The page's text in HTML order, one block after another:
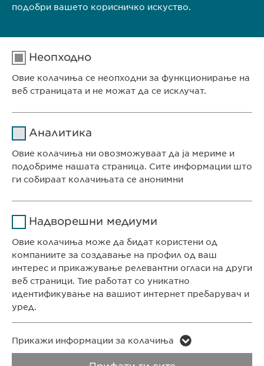
<< BACK
Евофарма АГ Претставништво Скопје
Антон Попов 1-2/3
Скопје, Северна Македонија
КОНТАКТ
info@ewopharma.mk
подобри вашето корисничко искуство.
Неопходно
Овие колачиња се неопходни за функционирање на
веб страницата и не можат да се исклучат.
sgalinski
Времетраење
Цел
согласност за колачиња
Аналитика
Овие колачиња ни овозможуваат да ја мериме и
подобриме нашата страница. Сите информации што
ги собираат колачињата се анонимни
Google
Времетраење
Име vuid
Надворешни медиуми
Овие колачиња може да бидат користени од
компаниите за создавање на профил од ваш
интерес и прикажување релевантни огласи на други
веб страници. Тие работат со уникатно
идентификување на вашиот интернет пребарувач и
уред.
Прикажи информации за колачиња